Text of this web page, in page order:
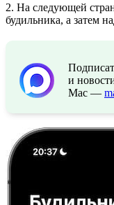
2. На следующей
будильника, а затем
и
Mac —